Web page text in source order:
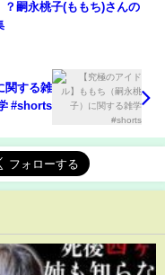
嗣永桃子(ももち)さんの
関する雑
#shorts